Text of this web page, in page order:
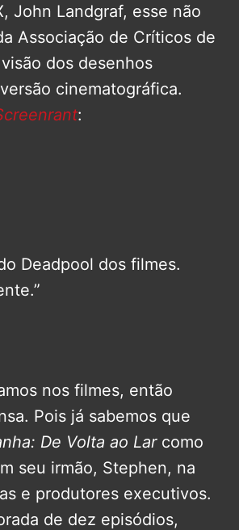
John Landgraf, esse não
Associação de Críticos de
dos desenhos
cinematográfica.
:
Deadpool dos filmes.
nos filmes, então
Pois já sabemos que
De Volta ao Larcomo
seu irmão, Stephen, na
e produtores executivos.
de dez episódios,